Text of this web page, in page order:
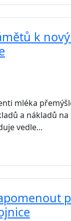
k
mléka
a nákladů
vedle...